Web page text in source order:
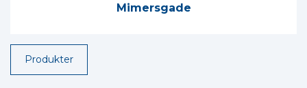
Mimersgade
Produkter